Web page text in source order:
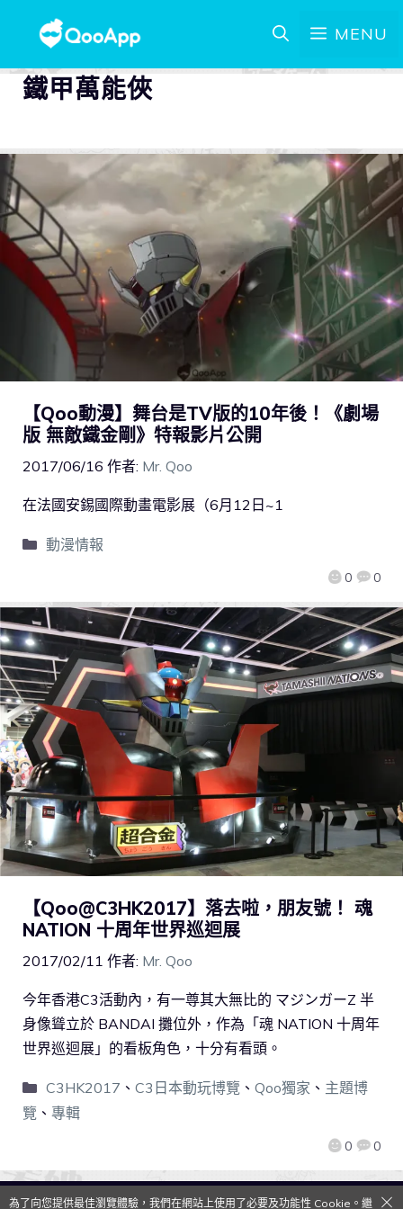
MENU
鐵甲萬能俠
【Qoo動漫】舞台是TV版的10年後！《劇場
版 無敵鐵金剛》特報影片公開
2017/06/16 作者: Mr. Qoo
0 0
在法國安錫國際動畫電影展（6月12日~1
動漫情報
【Qoo@C3HK2017】落去啦，朋友號！ 魂
NATION 十周年世界巡迴展
2017/02/11 作者: Mr. Qoo
0 0
今年香港C3活動內，有一尊其大無比的 マジンガーZ 半
身像聳立於 BANDAI 攤位外，作為「魂 NATION 十周年
世界巡迴展」的看板角色，十分有看頭。
C3HK2017 、 C3日本動玩博覽 、 Qoo獨家 、 主題博
覽 、 專輯
為了向您提供最佳瀏覽體驗，我們在網站上使用了必要及功能性 Cookie。繼